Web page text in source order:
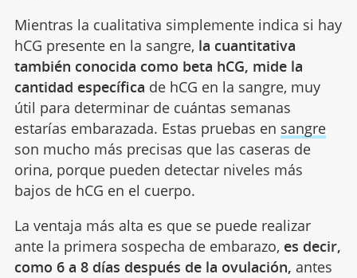
Mientras la cualitativa simplemente indica si hay
hCG presente en la sangre, la cuantitativa
también conocida como beta hCG, mide la
cantidad específica de hCG en la sangre, muy
útil para determinar de cuántas semanas
estarías embarazada. Estas pruebas en sangre
son mucho más precisas que las caseras de
orina, porque pueden detectar niveles más
bajos de hCG en el cuerpo.
La ventaja más alta es que se puede realizar
ante la primera sospecha de embarazo, es decir,
como 6 a 8 días después de la ovulación, antes